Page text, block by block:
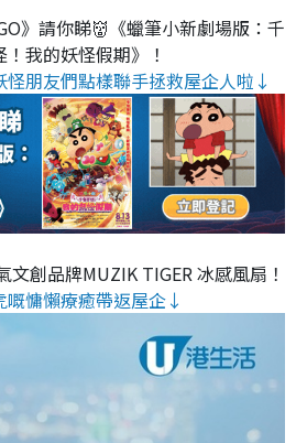
》請你睇👹《蠟筆小新劇場版：千
！我的妖怪假期》！
朋友們點樣聯手拯救屋企人啦↓
文創品牌MUZIK TIGER 冰感風扇！
嘅慵懶療癒帶返屋企↓